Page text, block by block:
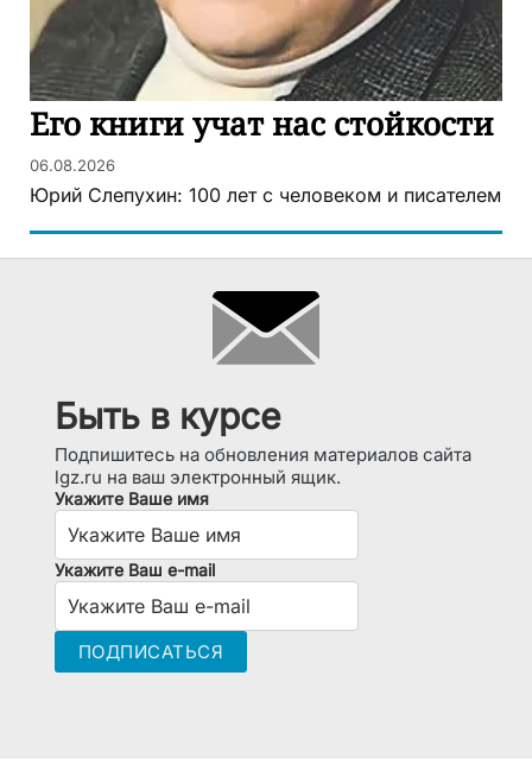
Его книги учат нас стойкости
06.08.2026
Юрий Слепухин: 100 лет с человеком и писателем
Быть в курсе
Подпишитесь на обновления материалов сайта
lgz.ru на ваш электронный ящик.
Укажите Ваше имя
Укажите Ваш e-mail